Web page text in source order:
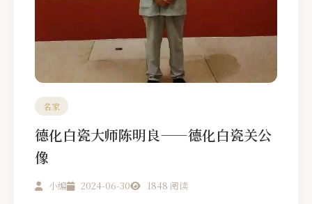
名家
德化白瓷大师陈明良——德化白瓷关公
像
小编 2024-06-30 1848 阅读